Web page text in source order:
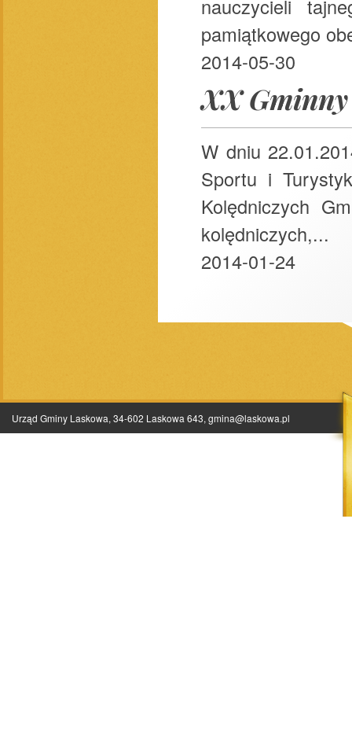
nauczycieli
pamiątkowego
2014-05-30
XX
W dniu
Sportu i
Kolędniczych
kolędniczych,...
2014-01-24
Urząd Gminy Laskowa, 34-602 Laskowa 643, gmina@laskowa.pl